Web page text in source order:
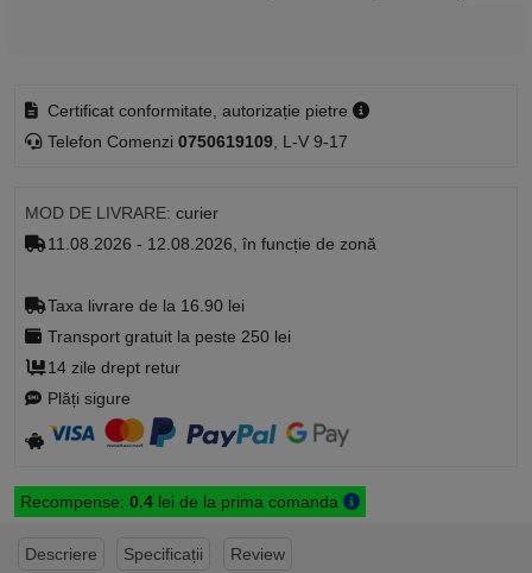
Certificat conformitate, autorizație pietre
Telefon Comenzi 0750619109, L-V 9-17
MOD DE LIVRARE: curier
11.08.2026 - 12.08.2026, în funcție de zonă
Taxa livrare de la 16.90 lei
Transport gratuit la peste 250 lei
14 zile drept retur
Plăți sigure
Recompense: 0.4lei de la prima comanda
Descriere Specificații Review